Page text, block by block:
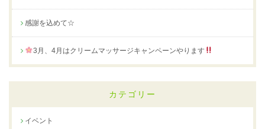
感謝を込めて☆
3月、4月はクリームマッサージキャンペーンやります
カテゴリー
イベント